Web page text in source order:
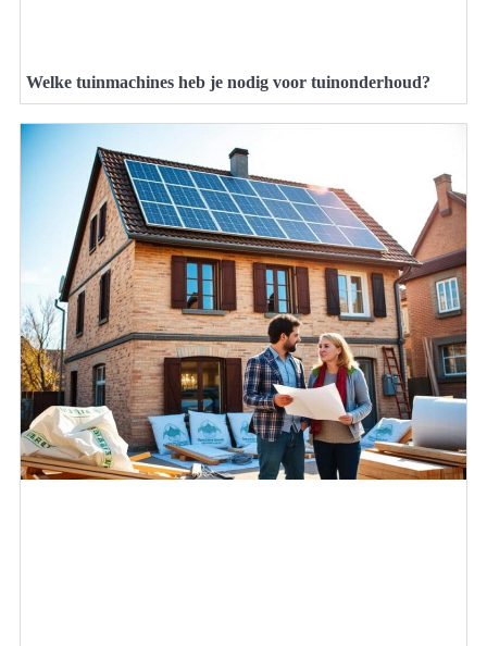
Welke tuinmachines heb je nodig voor tuinonderhoud?